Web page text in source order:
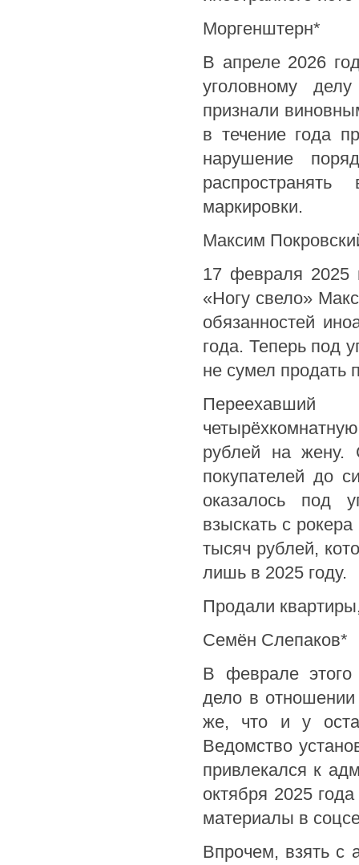
Моргенштерн*
В апреле 2026
уголовному
признали
в течение года
нарушение
маркировки.
Максим
17 февраля 2025
«Ногу свело»
обязанностей
года. Теперь под
не сумел продать
рублей на жену.
покупателей до
оказалось под
взыскать с
тысяч рублей,
лишь в 2025 году.
Продали
Семён Слепаков*
В феврале этого
дело в
же, что и у
Ведомство
привлекался к
октября 2025
материалы в
Впрочем, взять с